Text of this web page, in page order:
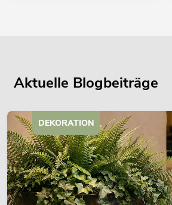
Aktuelle Blogbeiträge
DEKORATION